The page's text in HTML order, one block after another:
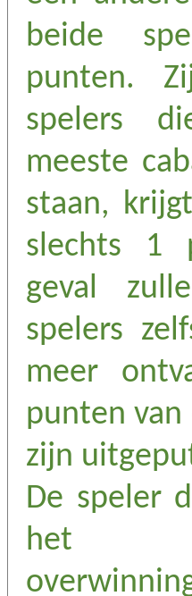
beide
punten.
spelers
meeste
staan,
slechts 1
geval
spelers
meer
punten
zijn
De speler
het